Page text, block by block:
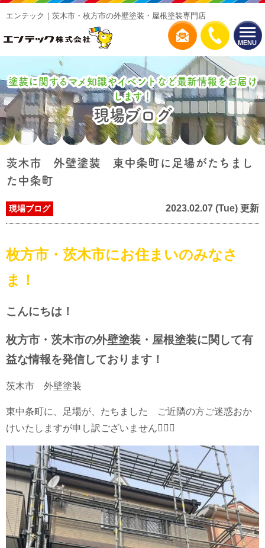
MENU
エンテック｜茨木市・枚方市の外壁塗装・屋根塗装専門店
塗装に関するマメ知識やイベントなど最新情報をお届け
します！
現場ブログ
茨木市 外壁塗装 東中条町に足場がたちまし
た中条町
現場ブログ 2023.02.07 (Tue) 更新
枚方市・茨木市にお住まいのみなさ
ま！
こんにちは！
枚方市・茨木市の外壁塗装・屋根塗装に関して有
益な情報を発信しております！
茨木市 外壁塗装
東中条町に、足場が、たちました ご近隣の方ご迷惑おか
けいたしますが申し訳ございません🙇🏼‍♂️